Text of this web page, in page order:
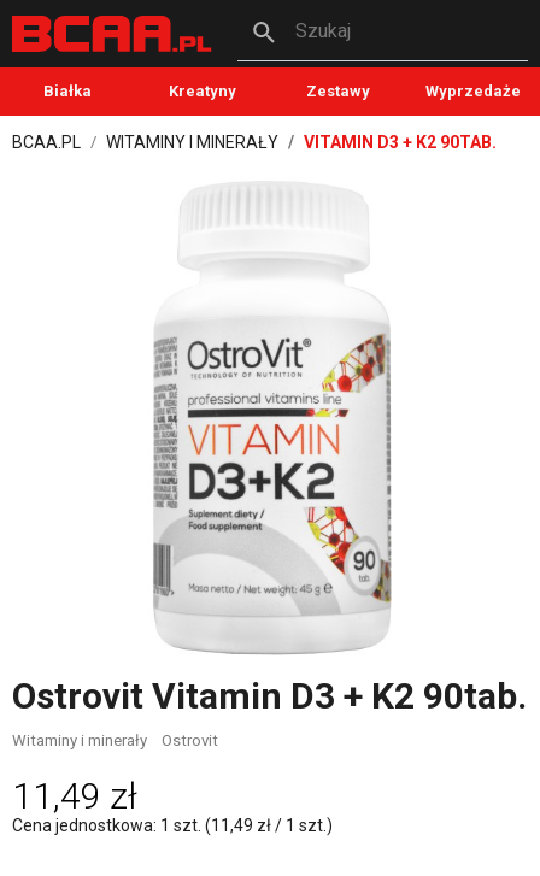
Szukaj
Białka Kreatyny Zestawy Wyprzedaże
BCAA.PL WITAMINY I MINERAŁY VITAMIN D3 + K2 90TAB.
Ostrovit Vitamin D3 + K2 90tab.
Witaminy i minerały Ostrovit
11,49 zł
Cena jednostkowa: 1 szt. (11,49 zł / 1 szt.)